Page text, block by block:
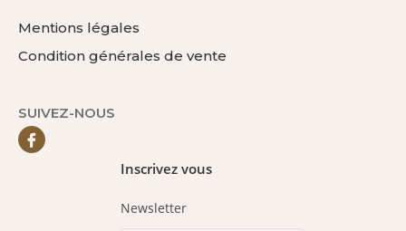
Mentions légales
Condition générales de vente
SUIVEZ-NOUS
Inscrivez vous
Newsletter